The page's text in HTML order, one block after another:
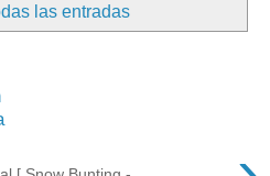
las entradas